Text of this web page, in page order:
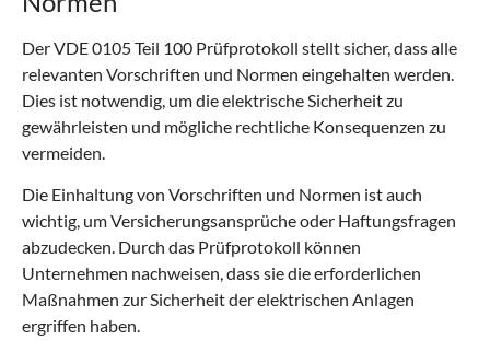
Der VDE 0105 Teil 100 Prüfprotokoll stellt sicher, dass alle
relevanten Vorschriften und Normen eingehalten werden.
Dies ist notwendig, um die elektrische Sicherheit zu
gewährleisten und mögliche rechtliche Konsequenzen zu
vermeiden.
Die Einhaltung von Vorschriften und Normen ist auch
wichtig, um Versicherungsansprüche oder Haftungsfragen
abzudecken. Durch das Prüfprotokoll können
Unternehmen nachweisen, dass sie die erforderlichen
Maßnahmen zur Sicherheit der elektrischen Anlagen
ergriffen haben.